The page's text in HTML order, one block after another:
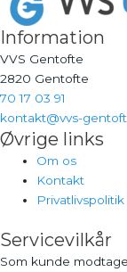
Information
VVS Gentofte
2820 Gentofte
70 17 03 91
kontakt@vvs-
Øvrige links
Om os
Kontakt
Privatlivspolitik
Servicevilkår
Som kunde